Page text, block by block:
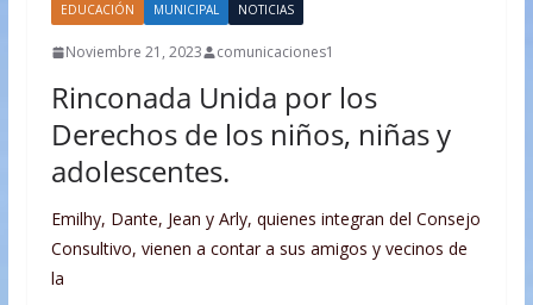
EDUCACIÓN MUNICIPAL NOTICIAS
Noviembre 21, 2023 comunicaciones1
Rinconada Unida por los
Derechos de los niños, niñas y
adolescentes.
Emilhy, Dante, Jean y Arly, quienes integran del Consejo
Consultivo, vienen a contar a sus amigos y vecinos de
la